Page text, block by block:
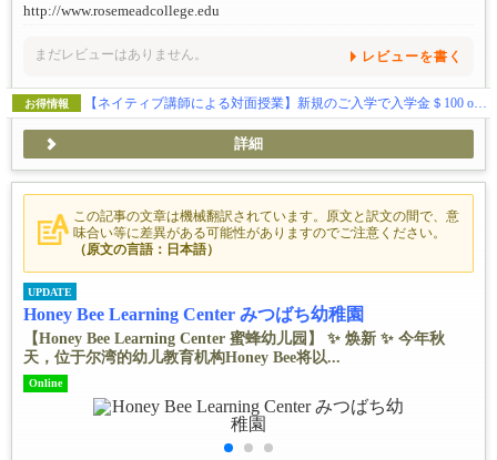
http://www.rosemeadcollege.edu
まだレビューはありません。 レビューを書く
お得情報
詳細
この記事の文章は機械翻訳されています。原文と訳文の間で、意
味合い等に差異がある可能性がありますのでご注意ください。
（原文の言語：日本語）
UPDATE
Honey Bee Learning Center みつばち幼稚園
【Honey Bee Learning Center 蜜蜂幼儿园】 ✨ ️焕新 ✨ ️今年秋
天，位于尔湾的幼儿教育机构Honey Bee将以...
Online